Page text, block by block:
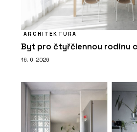
ARCHITEKTURA
Byt pro čtyřčlennou rodinu
16. 6. 2026